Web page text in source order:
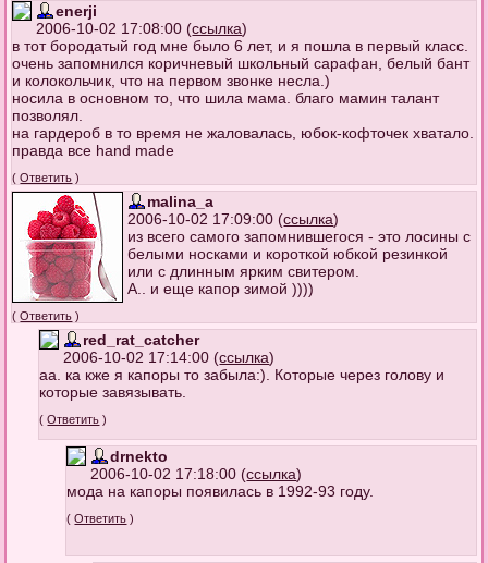
enerji
2006-10-02 17:08:00 (ссылка)
в тот бородатый год мне было 6 лет, и я пошла в первый класс.
очень запомнился коричневый школьный сарафан, белый бант
и колокольчик, что на первом звонке несла.)
носила в основном то, что шила мама. благо мамин талант
позволял.
на гардероб в то время не жаловалась, юбок-кофточек хватало.
правда все hand made
(Ответить )
malina_a
2006-10-02 17:09:00 (ссылка)
из всего самого запомнившегося - это лосины с
белыми носками и короткой юбкой резинкой
или с длинным ярким свитером.
А.. и еще капор зимой ))))
(Ответить )
red_rat_catcher
2006-10-02 17:14:00 (ссылка)
аа. ка кже я капоры то забыла:). Которые через голову и
которые завязывать.
(Ответить )
drnekto
2006-10-02 17:18:00 (ссылка)
мода на капоры появилась в 1992-93 году.
(Ответить )